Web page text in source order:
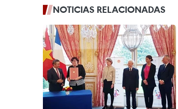
NOTICIAS RELACIONADAS